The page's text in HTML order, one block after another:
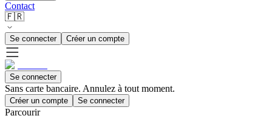
Contact
🇫🇷
Se connecter Créer un compte
Se connecter
Sans carte bancaire. Annulez à tout moment.
Créer un compte Se connecter
Parcourir